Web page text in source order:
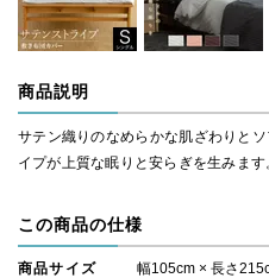
商品説明
サテン織りのなめらかな肌ざわりと
イプが上質な眠りと安らぎを生みます
この商品の仕様
商品サイズ 幅105cm × 長さ